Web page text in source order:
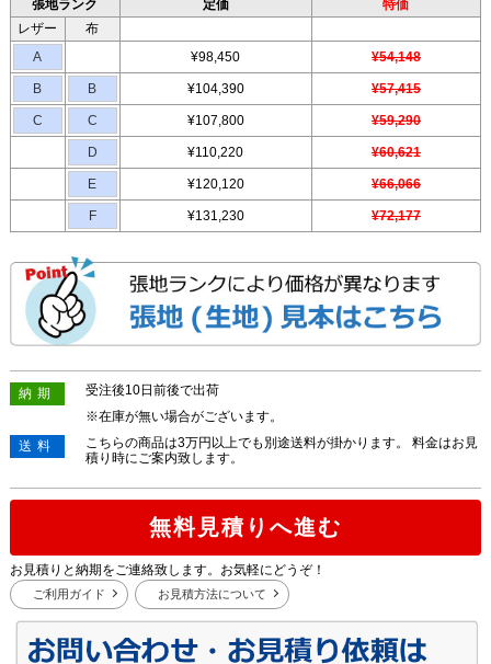
張地ランク 定価
特価
レザー
布
A
¥98,450 ¥54,148
B B ¥104,390 ¥57,415
C C ¥107,800 ¥59,290
D ¥110,220 ¥60,621
E ¥120,120 ¥66,066
F ¥131,230 ¥72,177
納期
受注後10日前後で出荷
※在庫が無い場合がございます。
送料
こちらの商品は3万円以上でも別途送料が掛かります。 料金はお見
積り時にご案内致します。
無料見積りへ進む
お見積りと納期をご連絡致します。お気軽にどうぞ！
ご利用ガイド お見積方法について